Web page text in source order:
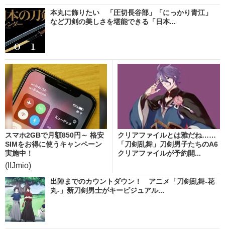
本丸に飾りたい 「圧切長谷部」「にっかり青江」
など刀剣の美しさを堪能できる「日本...
スマホ2GBで月額850円～ 格安
SIMをお得に使うキャンペーン
実施中！
(IIJmio)
クリアファイルとは雅だね……
「刀剣乱舞」刀剣男子たちのA6
クリアファイルが予約開...
出陣までのカウントダウン！ アニメ「刀剣乱舞-花
丸-」新刀剣男士がキービジュアル...